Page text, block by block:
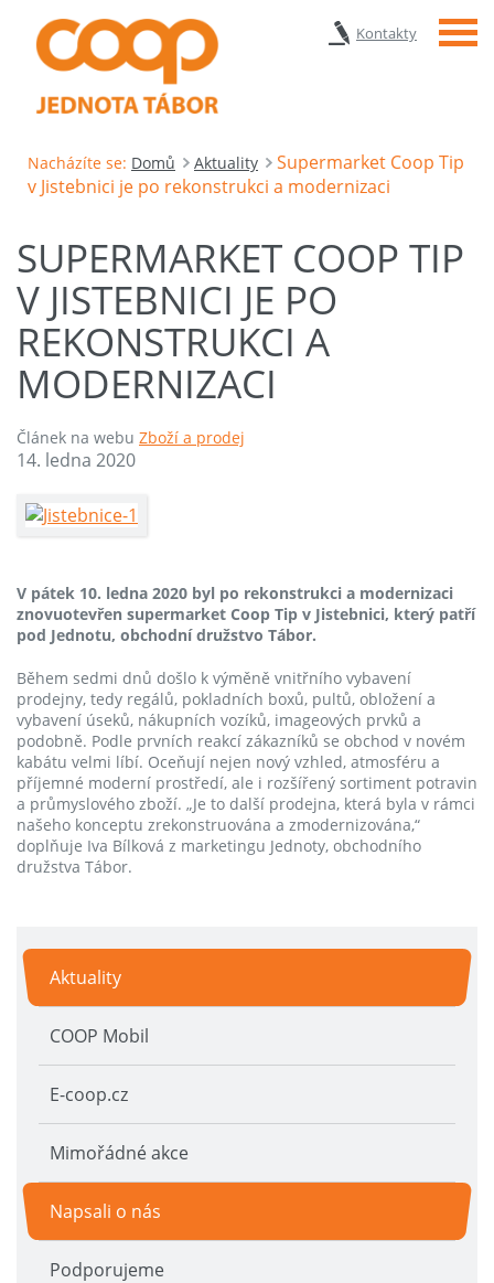
Kontakty Menu
Nacházíte se: Domů Aktuality
Supermarket Coop Tip
v Jistebnici je po rekonstrukci a modernizaci
SUPERMARKET COOP TIP
V JISTEBNICI JE PO
REKONSTRUKCI A
MODERNIZACI
Článek na webu Zboží a prodej
14. ledna 2020
V pátek 10. ledna 2020 byl po rekonstrukci a modernizaci
znovuotevřen supermarket Coop Tip v Jistebnici, který patří
pod Jednotu, obchodní družstvo Tábor.
Během sedmi dnů došlo k výměně vnitřního vybavení
prodejny, tedy regálů, pokladních boxů, pultů, obložení a
vybavení úseků, nákupních vozíků, imageových prvků a
podobně. Podle prvních reakcí zákazníků se obchod v novém
kabátu velmi líbí. Oceňují nejen nový vzhled, atmosféru a
příjemné moderní prostředí, ale i rozšířený sortiment potravin
a průmyslového zboží. „Je to další prodejna, která byla v rámci
našeho konceptu zrekonstruována a zmodernizována,“
doplňuje Iva Bílková z marketingu Jednoty, obchodního
družstva Tábor.
Aktuality
COOP Mobil
E-coop.cz
Mimořádné akce
Napsali o nás
Podporujeme